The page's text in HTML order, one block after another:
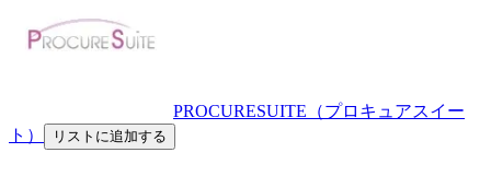
PROCURESUITE（プロキュアスイー
ト）
リストに追加する